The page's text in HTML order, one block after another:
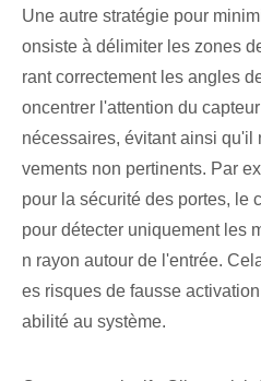
Une autre stratégie pour
onsiste à délimiter⁢ les zones
rant correctement les angles
oncentrer l'attention du
nécessaires, évitant ainsi qu'il
vements non pertinents. Par
pour la sécurité des portes, le
pour détecter uniquement les
n rayon autour de l'entrée.
es risques de fausse
abilité au système.